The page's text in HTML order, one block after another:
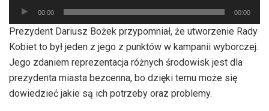
Odtwarzacz
plików
dźwiękowych
00:00 00:00
Prezydent Dariusz Bożek przypomniał, że utworzenie Rady
Kobiet to był jeden z jego z punktów w kampanii wyborczej.
Jego zdaniem reprezentacja różnych środowisk jest dla
prezydenta miasta bezcenna, bo dzięki temu może się
dowiedzieć jakie są ich potrzeby oraz problemy.